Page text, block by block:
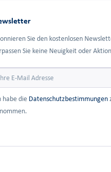
Sie den kostenlosen
Sie keine Neuigkeit oder
habe die Datenschutzbestimmungen